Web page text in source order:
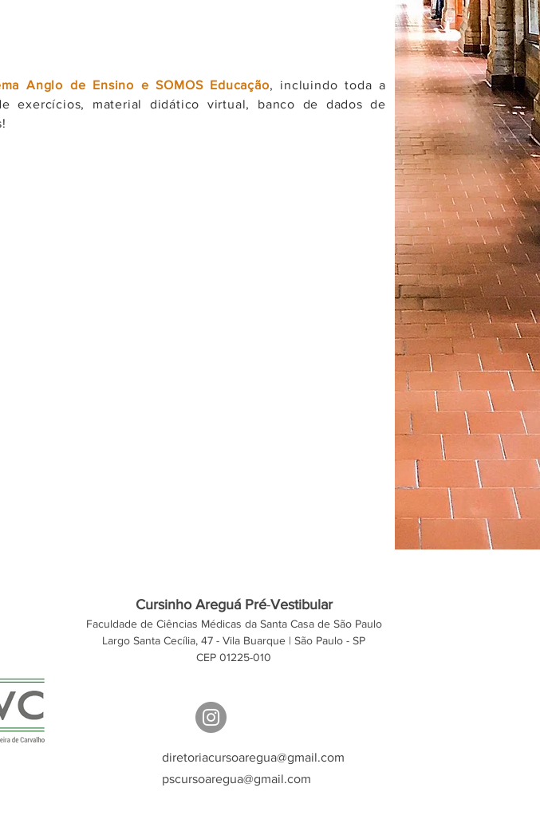
Anglo de Ensino e SOMOS Educação, incluindo toda a
exercícios, material didático virtual, banco de dados de
Cursinho AreguáPré-Vestibular
Faculdade de Ciências Médicas da Santa Casa de São Paulo
Largo Santa Cecília, 47 - Vila Buarque | São Paulo - SP
CEP 01225-010
diretoriacursoaregua@gmail.com
pscursoaregua@gmail.com